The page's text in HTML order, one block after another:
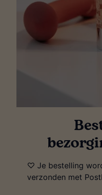
♡ Je bestelling
verzonden met